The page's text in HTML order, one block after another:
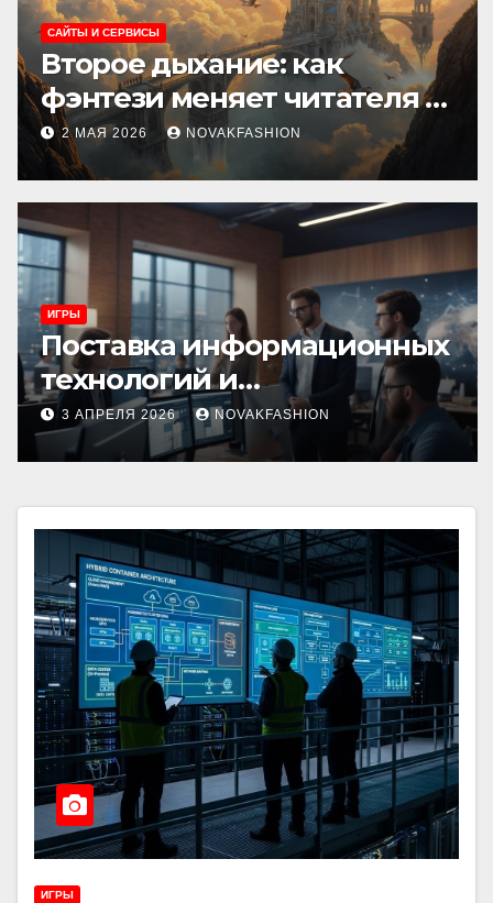
САЙТЫ И СЕРВИСЫ
Второе дыхание: как
фэнтези меняет читателя и
культуру
2 МАЯ 2026 NOVAKFASHION
ИГРЫ
Поставка информационных
технологий и
инновационные решения
3 АПРЕЛЯ 2026 NOVAKFASHION
ИГРЫ